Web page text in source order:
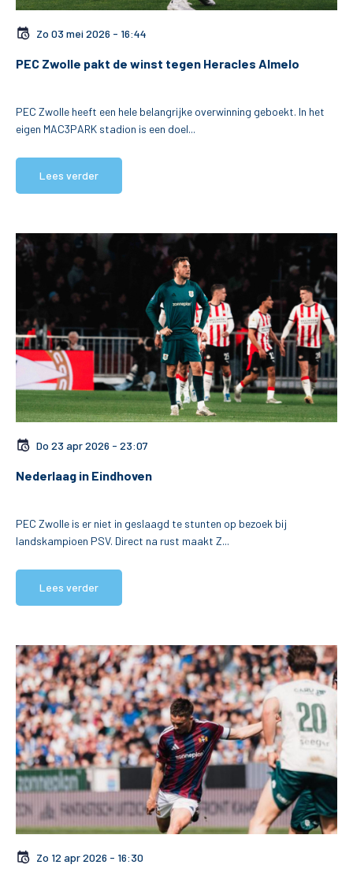
Zo 03 mei 2026 - 16:44
PEC Zwolle pakt de winst tegen Heracles Almelo
PEC Zwolle heeft een hele belangrijke overwinning geboekt. In het
eigen MAC3PARK stadion is een doel...
Lees verder
Do 23 apr 2026 - 23:07
Nederlaag in Eindhoven
PEC Zwolle is er niet in geslaagd te stunten op bezoek bij
landskampioen PSV. Direct na rust maakt Z...
Lees verder
Zo 12 apr 2026 - 16:30